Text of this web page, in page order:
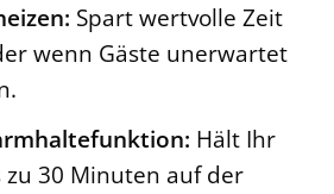
Spart wertvolle Zeit
wenn Gäste unerwartet
Hält Ihr
zu 30 Minuten auf der